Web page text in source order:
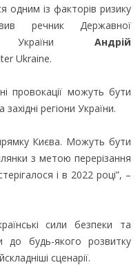
одним із факторів ризику
речник Державної
України Андрій
Ukraine.
провокації можуть бути
регіони України.
Києва. Можуть бути
з метою перерізання
і в 2022 році”, –
сили безпеки та
до будь-якого розвитку
сценарії.